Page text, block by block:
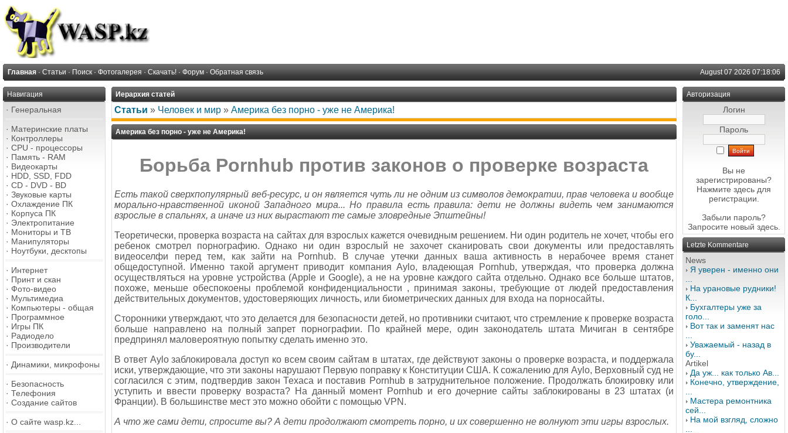
Главная · Статьи · Поиск · Фотогалерея · Скачать! · Форум · Обратная связь August 07 2026 07:18:06
Навигация
· Генеральная
· Материнские платы
· Контроллеры
· CPU - процессоры
· Память - RAM
· Видеокарты
· HDD, SSD, FDD
· CD - DVD - BD
· Звуковые карты
· Охлаждение ПК
· Корпуса ПК
· Электропитание
· Мониторы и ТВ
· Манипуляторы
· Ноутбуки, десктопы
· Интернет
· Принт и скан
· Фото-видео
· Мультимедиа
· Компьютеры - общая
· Программное
· Игры ПК
· Радиодело
· Производители
· Динамики, микрофоны
· Безопасность
· Телефония
· Создание сайтов
· О сайте wasp.kz...
Иерархия статей
Статьи » Человек и мир » Америка без порно - уже не Америка!
Америка без порно - уже не Америка!
Борьба Pornhub против законов о проверке возраста
Есть такой сверхпопулярный веб-ресурс, и он является чуть ли не одним из символов демократии, прав человека и вообще
морально-нравственной иконой Западного мира... Но правила есть правила: дети не должны видеть чем занимаются
взрослые в спальнях, а иначе из них вырастают те самые зловредные Эпштейны!
Теоретически, проверка возраста на сайтах для взрослых кажется очевидным решением. Ни один родитель не хочет, чтобы его
ребенок смотрел порнографию. Однако ни один взрослый не захочет сканировать свои документы или предоставлять
видеоселфи перед тем, как зайти на Pornhub. В случае утечки данных ваша активность в нерабочее время станет
общедоступной. Именно такой аргумент приводит компания Aylo, владеющая Pornhub, утверждая, что проверка должна
осуществляться на уровне устройства (Apple и Google), а не на уровне каждого сайта отдельно. Однако все больше штатов,
похоже, меньше обеспокоены проблемой конфиденциальности , принимая законы, требующие от людей предоставления
действительных документов, удостоверяющих личность, или биометрических данных для входа на порносайты.
Сторонники утверждают, что это делается для безопасности детей, но противники считают, что стремление к проверке возраста
больше направлено на полный запрет порнографии. По крайней мере, один законодатель штата Мичиган в сентябре
предпринял маловероятную попытку сделать именно это.
В ответ Aylo заблокировала доступ ко всем своим сайтам в штатах, где действуют законы о проверке возраста, и поддержала
иски, утверждающие, что эти законы нарушают Первую поправку к Конституции США. К сожалению для Aylo, Верховный суд не
согласился с этим, подтвердив закон Техаса и поставив Pornhub в затруднительное положение. Продолжать блокировку или
уступить и ввести проверку возраста? На данный момент Pornhub и его дочерние сайты заблокированы в 23 штатах (и
Франции). В большинстве мест это можно обойти с помощью VPN.
А что же сами дети, спросите вы? А дети продолжают смотреть порно, и их совершенно не волнуют эти игры взрослых.
Авторизация
Логин
Пароль
Вы не
зарегистрированы?
Нажмите здесь для
регистрации.
Забыли пароль?
Запросите новый здесь.
Letzte Kommentare
News
Я уверен - именно они
На урановые рудники!
К...
Бухгалтеры уже за
голо...
Вот так и заменят нас
Уважаемый - назад в
бу...
Artikel
Да уж... как только Ав...
Конечно, утверждение,
Мастера ремонтника
сей...
На мой взгляд, сложно